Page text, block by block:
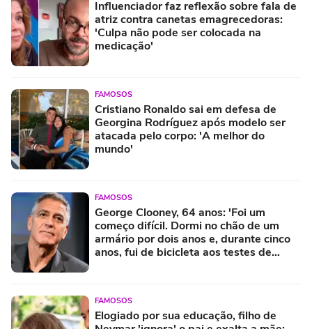
Influenciador faz reflexão sobre fala de
atriz contra canetas emagrecedoras:
'Culpa não pode ser colocada na
medicação'
FAMOSOS
Cristiano Ronaldo sai em defesa de
Georgina Rodríguez após modelo ser
atacada pelo corpo: 'A melhor do
mundo'
FAMOSOS
George Clooney, 64 anos: 'Foi um
começo difícil. Dormi no chão de um
armário por dois anos e, durante cinco
anos, fui de bicicleta aos testes de
FAMOSOS
Elogiado por sua educação, filho de